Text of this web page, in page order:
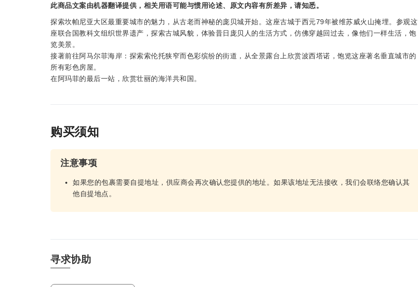
此商品文案由机器翻译提供，相关用语可能与惯用论述、原文内容有所差异，请知悉。
探索坎帕尼亚大区最重要城市的魅力，从古老而神秘的庞贝城开始。这座古城于西元79年被维苏威火山掩埋。参观这
座联合国教科文组织世界遗产，探索古城风貌，体验昔日庞贝人的生活方式，仿佛穿越回过去，像他们一样生活，饱
览美景。
接著前往阿马尔菲海岸：探索索伦托狭窄而色彩缤纷的街道，从全景露台上欣赏波西塔诺，饱览这座著名垂直城市的
所有彩色房屋。
在阿玛菲的最后一站，欣赏壮丽的海洋共和国。
购买须知
注意事项
如果您的包裹需要自提地址，供应商会再次确认您提供的地址。如果该地址无法接收，我们会联络您确认其
他自提地点。
寻求协助